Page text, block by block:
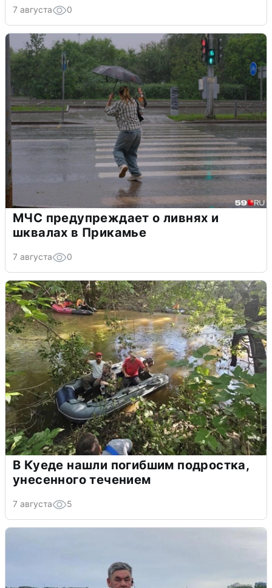
7 августа 0
МЧС предупреждает о ливнях и
шквалах в Прикамье
7 августа 0
В Куеде нашли погибшим подростка,
унесенного течением
7 августа 5